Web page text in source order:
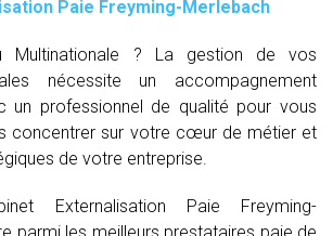
Paie Freyming-Merlebach
Multinationale ? La gestion de vos
nécessite un accompagnement
un professionnel de qualité pour vous
concentrer sur votre cœur de métier et
de votre entreprise.
Externalisation Paie Freyming-